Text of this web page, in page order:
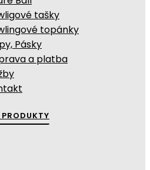
tašky
topánky
Pásky
a platba